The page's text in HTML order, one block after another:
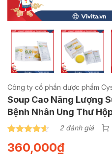
Công ty cổ phần dược phẩm
Soup Cao Năng Lượng
Bệnh Nhân Ung Thư
dựa trên
đánh giá
2 đánh giá
360,000₫